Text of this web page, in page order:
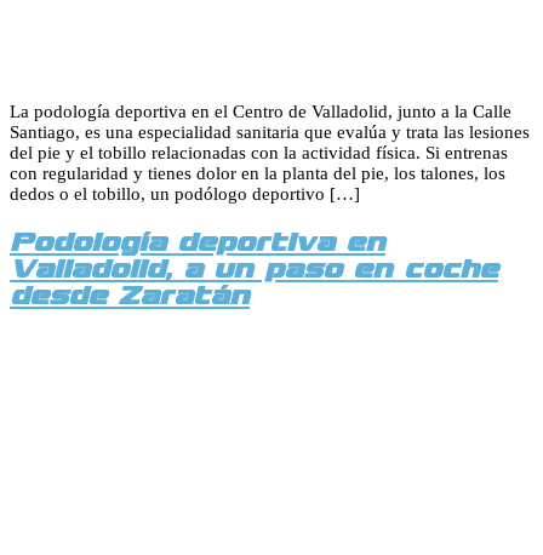
La podología deportiva en el Centro de Valladolid, junto a la Calle
Santiago, es una especialidad sanitaria que evalúa y trata las lesiones
del pie y el tobillo relacionadas con la actividad física. Si entrenas
con regularidad y tienes dolor en la planta del pie, los talones, los
dedos o el tobillo, un podólogo deportivo […]
Podología deportiva en
Valladolid, a un paso en coche
desde Zaratán